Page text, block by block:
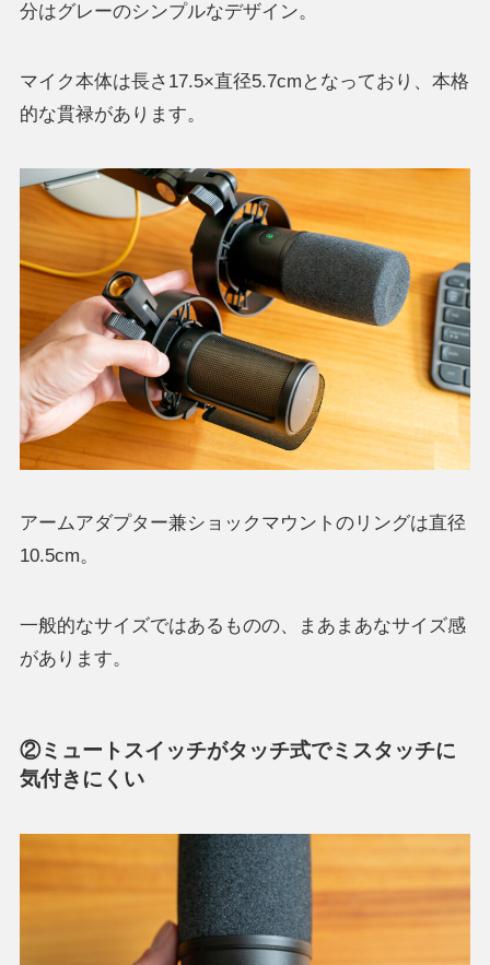
分はグレーのシンプルなデザイン。
マイク本体は長さ17.5×直径5.7cmとなっており、本格
的な貫禄があります。
アームアダプター兼ショックマウントのリングは直径
10.5cm。
一般的なサイズではあるものの、まあまあなサイズ感
があります。
②ミュートスイッチがタッチ式でミスタッチに
気付きにくい